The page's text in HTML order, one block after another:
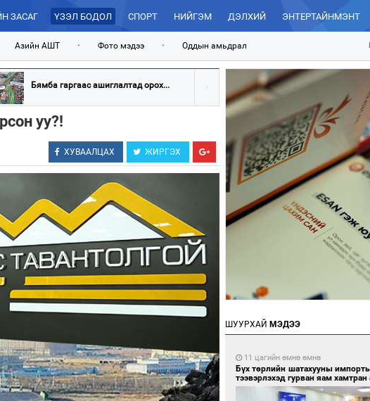
ЗАСАГ ҮЗЭЛ БОДОЛ СПОРТ НИЙГЭМ ДЭЛХИЙ ЭНТЕРТАЙНМЭНТ
Азийн АШТ • Фото мэдээ • Оддын амьдрал
Бямба гаргаас ашиглалтад орох...
уу?!
ХУВААЛЦАХ ЖИРГЭХ
ШУУРХАЙ МЭДЭЭ
11 цагийн өмнө өмнө
Бүх төрлийн шатахууны
тээвэрлэхэд гурван яам